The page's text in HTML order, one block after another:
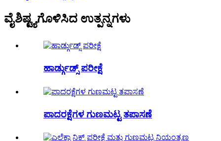
ವೈಶಿಷ್ಟ್ಯಗೊಳಿಸಿದ ಉತ್ಪನ್ನಗಳು
ಹಾರ್ಡ್ಗುಡ್ಸ್ ಪರೀಕ್ಷೆ
ಪಾದರಕ್ಷೆಗಳ ಗುಣಮಟ್ಟ ತಪಾಸಣೆ